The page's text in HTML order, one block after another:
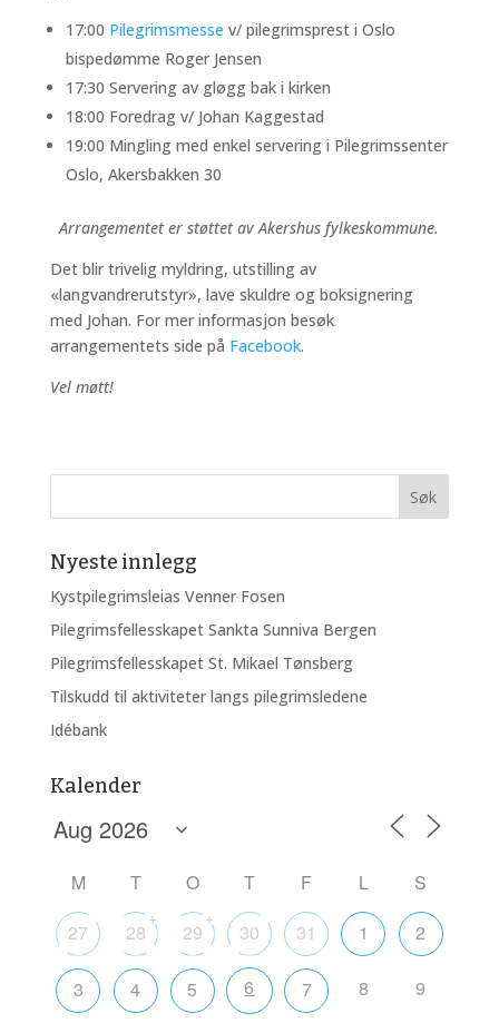
17:00 Pilegrimsmesse v/ pilegrimsprest i Oslo
bispedømme Roger Jensen
17:30 Servering av gløgg bak i kirken
18:00 Foredrag v/ Johan Kaggestad
19:00 Mingling med enkel servering i Pilegrimssenter
Oslo, Akersbakken 30
Arrangementet er støttet av Akershus fylkeskommune.
Det blir trivelig myldring, utstilling av
«langvandrerutstyr», lave skuldre og boksignering
med Johan. For mer informasjon besøk
arrangementets side på Facebook.
Vel møtt!
Nyeste innlegg
Kystpilegrimsleias Venner Fosen
Pilegrimsfellesskapet Sankta Sunniva Bergen
Pilegrimsfellesskapet St. Mikael Tønsberg
Tilskudd til aktiviteter langs pilegrimsledene
Idébank
Kalender
M T O T F L
S
27
28
+
29
+
30 31 1 2
3 4 5 6 7 8 9